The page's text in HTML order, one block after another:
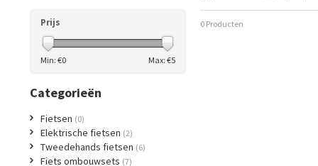
0 Producten
Prijs
Min: €0 Max: €5
Categorieën
Fietsen (0)
Elektrische fietsen (2)
Tweedehands fietsen (6)
Fiets ombouwsets (7)